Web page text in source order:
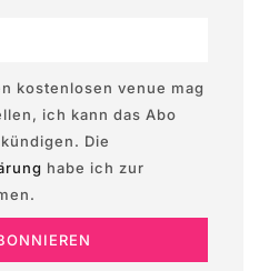
kostenlosen venue mag
ich kann das Abo
Die
habe ich zur